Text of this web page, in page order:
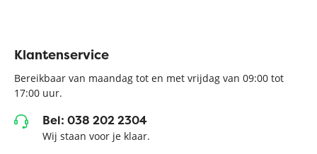
Klantenservice
Bereikbaar van maandag tot en met vrijdag van 09:00 tot
17:00 uur.
Bel: 038 202 2304
Wij staan voor je klaar.